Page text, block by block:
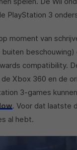
PlayStation 3
moment van
compatibility.
de Xbox 360 en de
3-games
. Voor dat laatste
al hebt.